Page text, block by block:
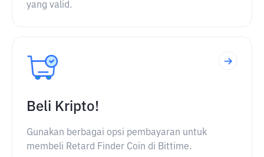
yang valid.
Beli Kripto!
Gunakan berbagai opsi pembayaran untuk
membeli Retard Finder Coin di Bittime.